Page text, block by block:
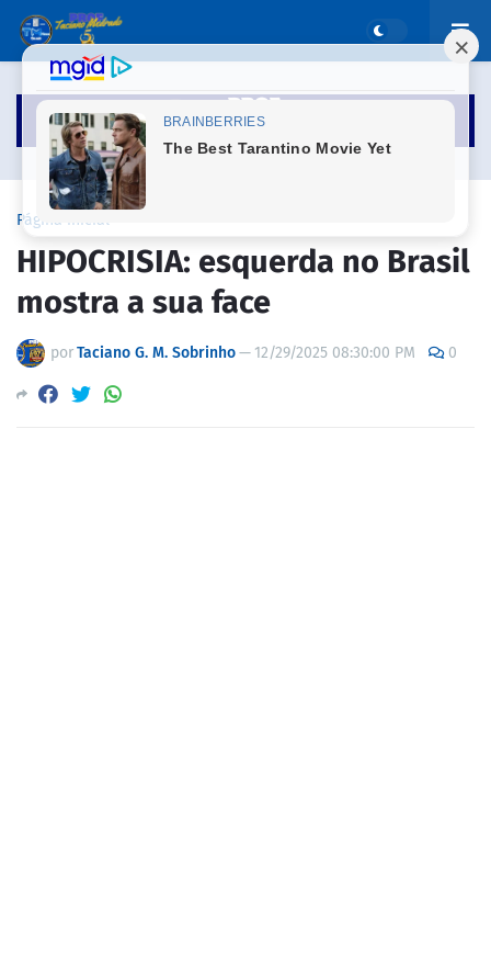
Página inicial
HIPOCRISIA: esquerda no Brasil
mostra a sua face
porTaciano G. M. Sobrinho— 12/29/2025 08:30:00 PM 0